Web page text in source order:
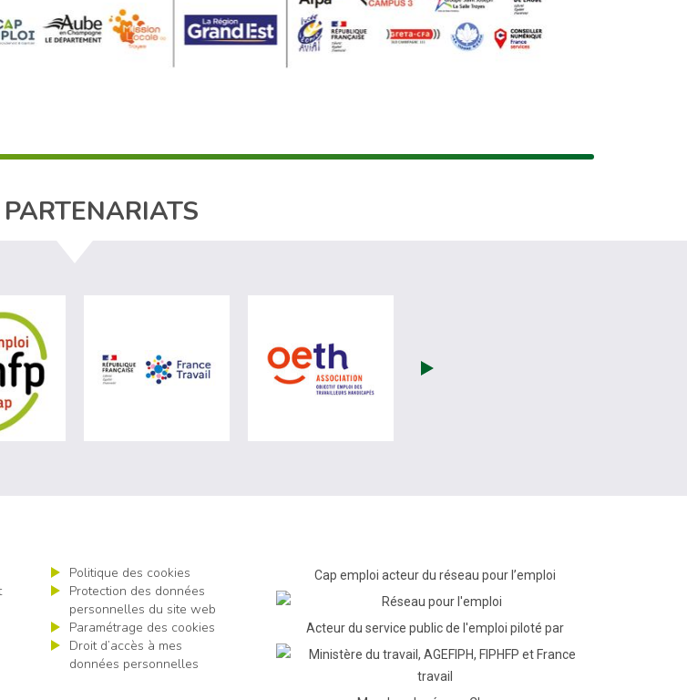
(nouvelle fenêtre)
visiter les site de Fiphfp (nouvelle fenêtre)visiter les site de France Travail (nouvelle fenêtre)visiter les site de OETH (nouvelle fenêtre)
Politique des cookies
Protection des données
personnelles du site web
Paramétrage des cookies
Droit d’accès à mes
données personnelles
Cap emploi acteur du réseau pour l’emploi
Acteur du service public de l'emploi piloté par